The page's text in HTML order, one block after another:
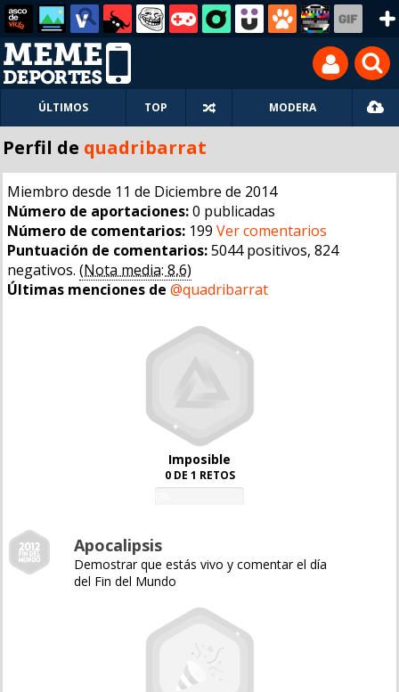
ÚLTIMOS TOP MODERA
Perfil de quadribarrat
Miembro desde 11 de Diciembre de 2014
Número de aportaciones:0 publicadas
Número de comentarios: 199 Ver comentarios
Puntuación de comentarios:5044 positivos, 824
negativos. (Nota media: 8,6)
Últimas menciones de @quadribarrat
Imposible
0 DE 1 RETOS
Apocalipsis
Demostrar que estás vivo y comentar el día
del Fin del Mundo